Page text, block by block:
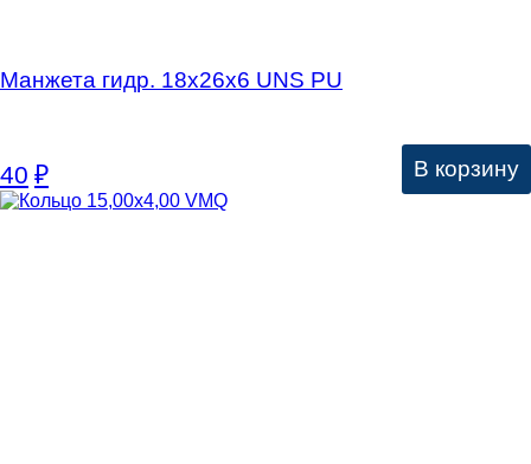
Манжета гидр. 18х26х6 UNS PU
40 ₽ В корзину